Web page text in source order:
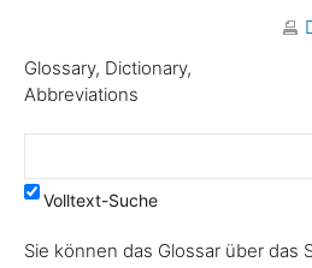
Glossary, Dictionary,
Abbreviations
Volltext-Suche
Sie können das Glossar über das